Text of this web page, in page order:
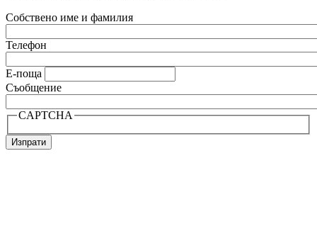
Собствено име и фамилия
Телефон
Е-поща
Съобщение
CAPTCHA